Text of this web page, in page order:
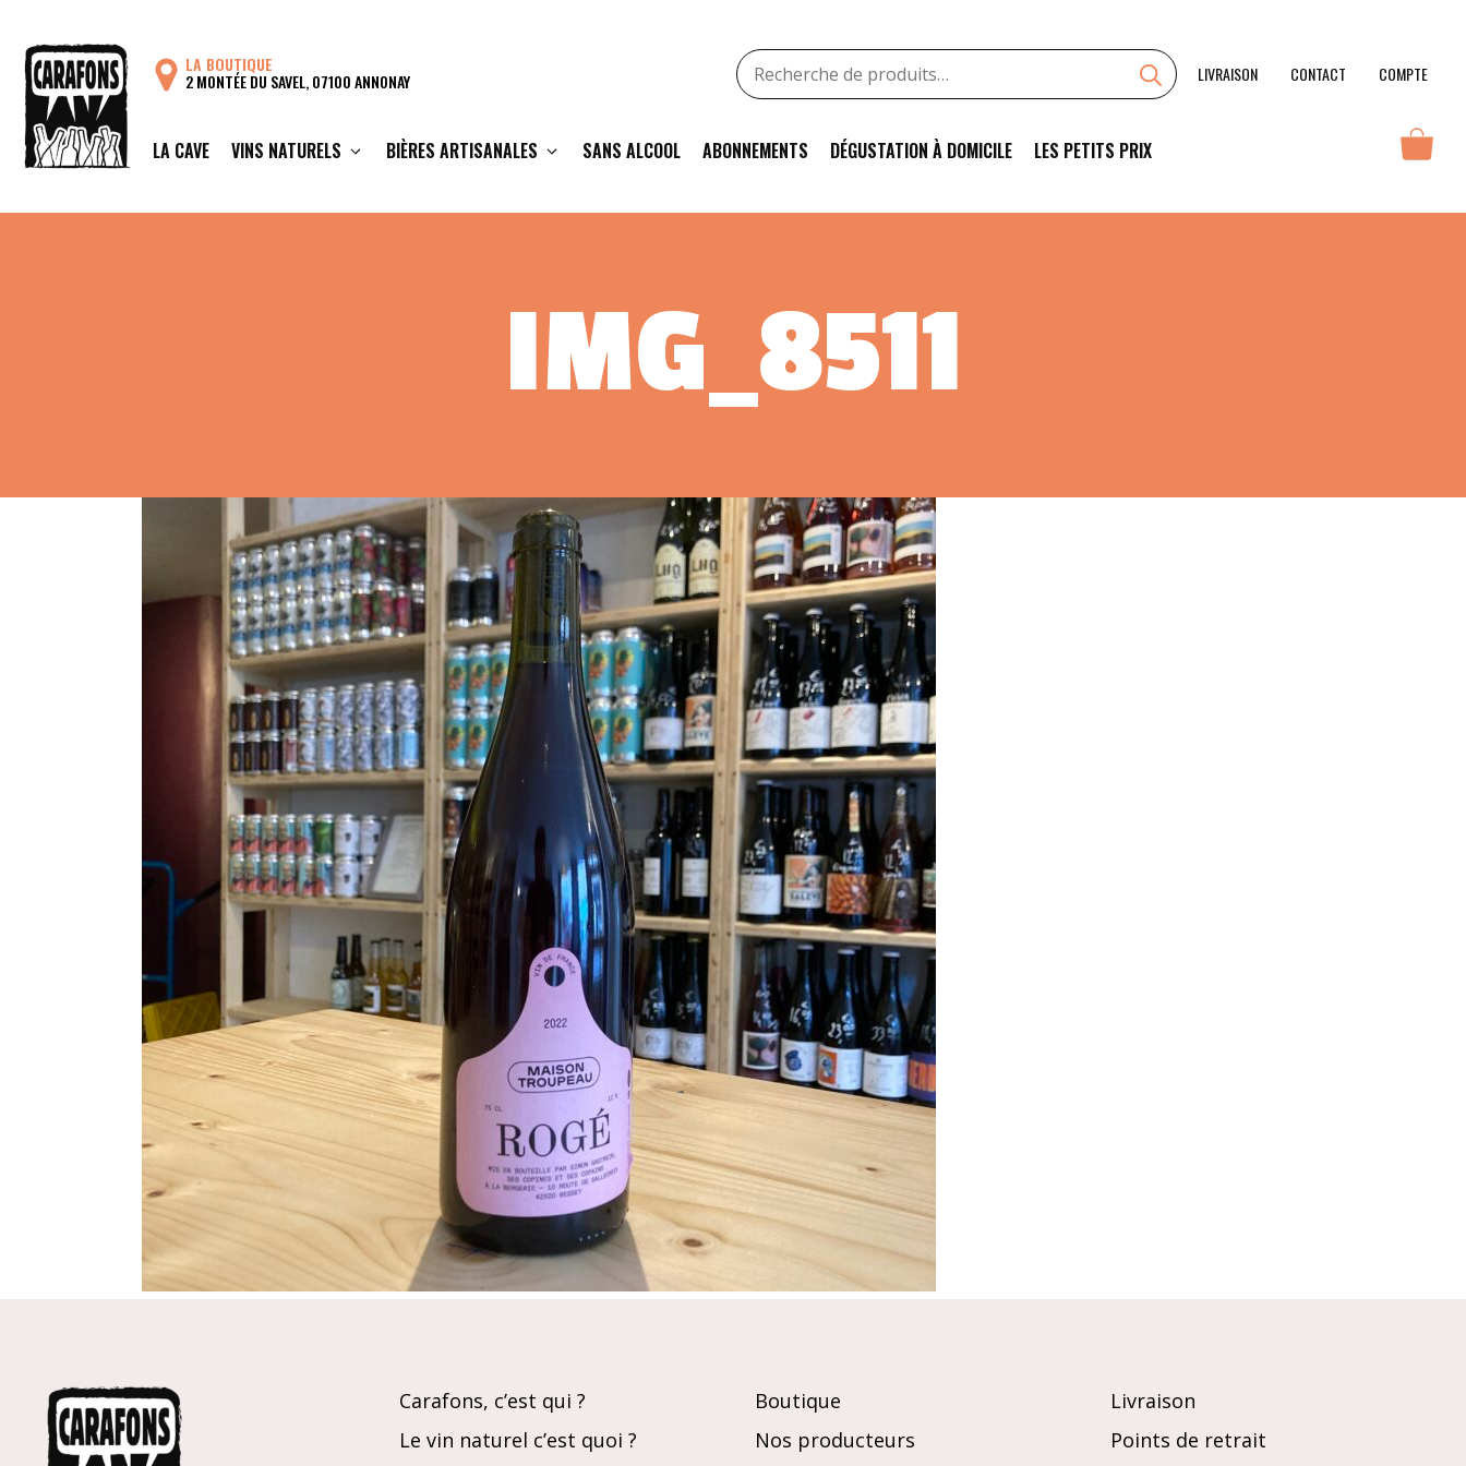
contenu
LA CAVE VINS NATURELS BIÈRES ARTISANALES SANS ALCOOL ABONNEMENTS DÉGUSTATION À DOMICILE LES PETITS PRIX
LIVRAISON CONTACT COMPTE
LA BOUTIQUE
2 MONTÉE DU SAVEL, 07100 ANNONAY
Recherche
pour
IMG_8511
Carafons, c’est qui ?
Le vin naturel c’est quoi ?
Boutique
Nos producteurs
Livraison
Points de retrait